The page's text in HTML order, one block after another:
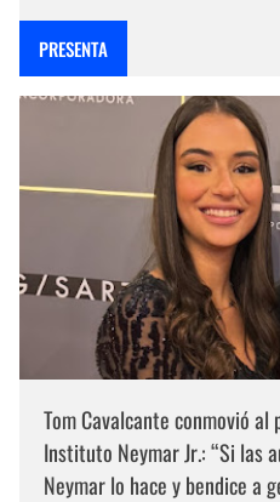
PRESENTA
Tom Cavalcante conmovió
Instituto Neymar Jr.: “Si las
Neymar lo hace y bendice a